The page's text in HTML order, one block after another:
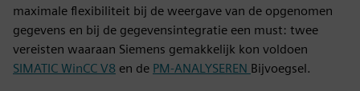
maximale flexibiliteit bij de weergave van de opgenomen
gegevens en bij de gegevensintegratie een must: twee
vereisten waaraan Siemens gemakkelijk kon voldoen
SIMATIC WinCC V8 en de PM-ANALYSEREN Bijvoegsel.